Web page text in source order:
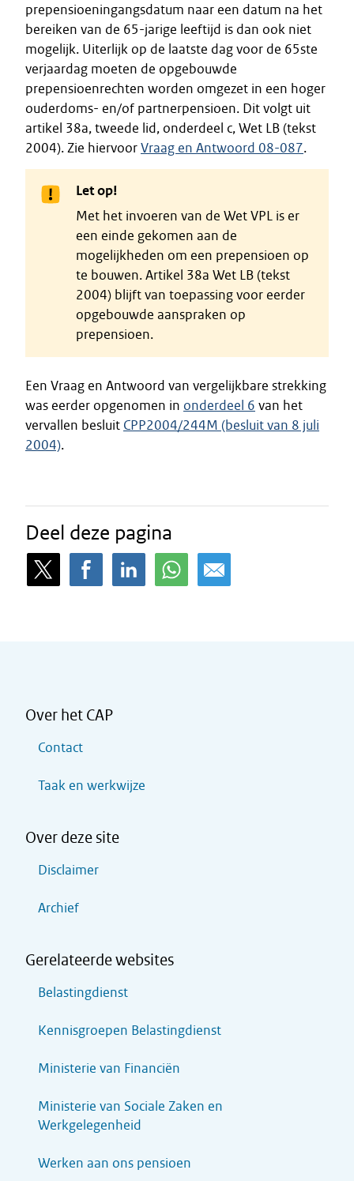
prepensioeningangsdatum naar een datum na het
bereiken van de 65-jarige leeftijd is dan ook niet
mogelijk. Uiterlijk op de laatste dag voor de 65ste
verjaardag moeten de opgebouwde
prepensioenrechten worden omgezet in een hoger
ouderdoms- en/of partnerpensioen. Dit volgt uit
artikel 38a, tweede lid, onderdeel c, Wet LB (tekst
2004). Zie hiervoorVraag en Antwoord 08-087.
Let op!
Met het invoeren van de Wet VPL is er
een einde gekomen aan de
mogelijkheden om een prepensioen op
te bouwen. Artikel 38a Wet LB (tekst
2004) blijft van toepassing voor eerder
opgebouwde aanspraken op
prepensioen.
Een Vraag en Antwoord van vergelijkbare strekking
was eerder opgenomen in onderdeel 6 van het
vervallen besluit CPP2004/244M (besluit van 8 juli
2004).
Deel deze pagina
Over het CAP
Contact
Taak en werkwijze
Over deze site
Disclaimer
Archief
Gerelateerde websites
Belastingdienst
Kennisgroepen Belastingdienst
Ministerie van Financiën
Ministerie van Sociale Zaken en
Werkgelegenheid
Werken aan ons pensioen